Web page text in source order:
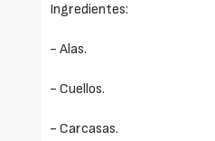
Ingredientes:
- Alas.
- Cuellos.
- Carcasas.